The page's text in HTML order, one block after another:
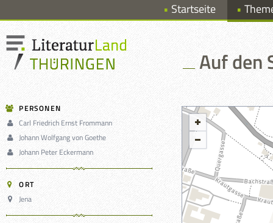
Startseite
Auf den
PERSONEN
Carl Friedrich Ernst Frommann
Johann Wolfgang von Goethe
Johann Peter Eckermann
ORT
Jena